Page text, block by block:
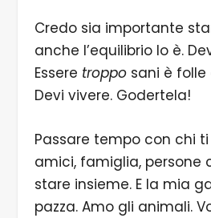
Credo sia importante
anche l’equilibrio lo è.
Essere tropposani è folle
Devi vivere. Godertela!
Passare tempo con chi
amici, famiglia, persone
stare insieme. E la mia
pazza. Amo gli animali.